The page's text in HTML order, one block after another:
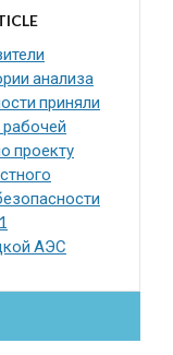
анализа
приняли
рабочей
проекту
АЭС